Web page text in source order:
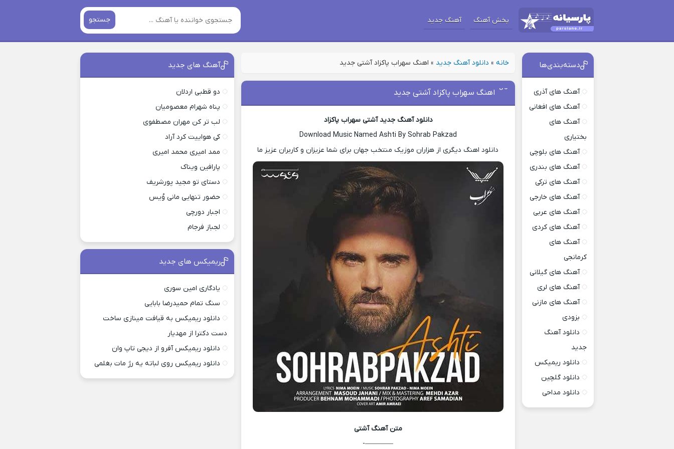
پخش آهنگ آهنگ جدید جستجو
خانه » دانلود آهنگ جدید » اهنگ سهراب پاکزاد آشتی جدید
اهنگ سهراب پاکزاد آشتی جدید
دانلود آهنگ جدید آشتی سهراب پاکزاد
Download Music Named Ashti By Sohrab Pakzad
دانلود اهنگ دیگری از هزاران موزیک منتخب جهان برای شما عزیزان و کاربران عزیز ما
متن آهنگ آشتی
————-
دسته‌بندی‌ها
آهنگ های آذری
آهنگ های افغانی
آهنگ های
بختیاری
آهنگ های بلوچی
آهنگ های بندری
آهنگ های ترکی
آهنگ های خارجی
آهنگ های عربی
آهنگ های کردی
آهنگ های
کرمانجی
آهنگ های گیلانی
آهنگ های لری
آهنگ های مازنی
بزودی
دانلود آهنگ
جدید
دانلود ریمیکس
دانلود گلچین
دانلود مداحی
آهنگ های جدید
دو قطبی اردلان
پناه شهرام معصومیان
لب تر کن مهران مصطفوی
کی هواییت کرد آراد
ممد امیری محمد امیری
پارافین ویناک
دستای تو مجید پورشریف
حضور تنهایی مانی وُیس
اجبار دورچی
لجباز فرجام
ریمیکس های جدید
یادگاری امین سوری
سنگ تمام حمیدرضا بابایی
دانلود ریمیکس به قیافت مینازی ساخت
دست دکترا از مهدیار
دانلود ریمیکس آفرو از ديجی تاپ وان
دانلود ریمیکس روی لباته یه رژ مات بغلمی